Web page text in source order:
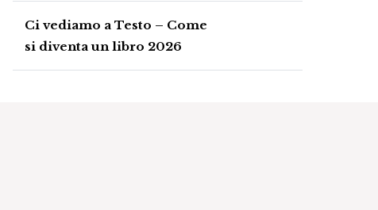
Ci vediamo a Testo – Come
si diventa un libro 2026